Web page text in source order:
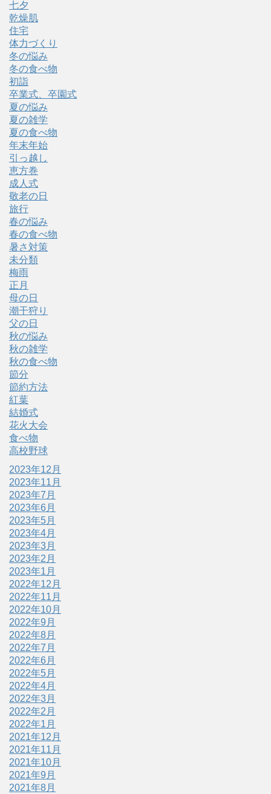
七夕
乾燥肌
住宅
体力づくり
冬の悩み
冬の食べ物
初詣
卒業式、卒園式
夏の悩み
夏の雑学
夏の食べ物
年末年始
引っ越し
恵方巻
成人式
敬老の日
旅行
春の悩み
春の食べ物
暑さ対策
未分類
梅雨
正月
母の日
潮干狩り
父の日
秋の悩み
秋の雑学
秋の食べ物
節分
節約方法
紅葉
結婚式
花火大会
食べ物
高校野球
2023年12月
2023年11月
2023年7月
2023年6月
2023年5月
2023年4月
2023年3月
2023年2月
2023年1月
2022年12月
2022年11月
2022年10月
2022年9月
2022年8月
2022年7月
2022年6月
2022年5月
2022年4月
2022年3月
2022年2月
2022年1月
2021年12月
2021年11月
2021年10月
2021年9月
2021年8月